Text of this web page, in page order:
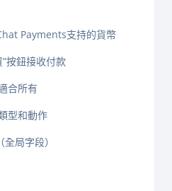
Payments支持的貨幣
”按鈕接收付款
合所有
型和動作
局字段）